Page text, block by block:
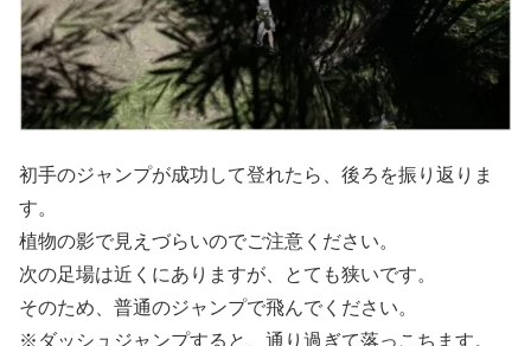
初手のジャンプが成功して登れたら、後ろを振り返りま
す。
植物の影で見えづらいのでご注意ください。
次の足場は近くにありますが、とても狭いです。
そのため、普通のジャンプで飛んでください。
※ダッシュジャンプすると、通り過ぎて落っこちます。